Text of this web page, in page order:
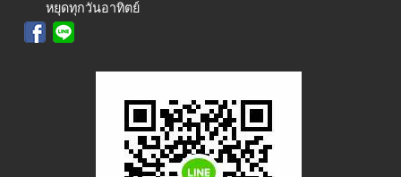
หยุดทุกวันอาทิตย์